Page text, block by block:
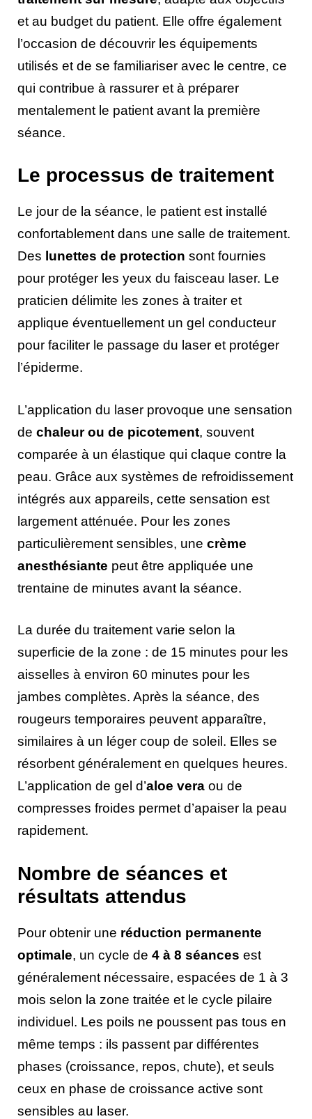
et au budget du patient. Elle offre également
l’occasion de découvrir les équipements
utilisés et de se familiariser avec le centre, ce
qui contribue à rassurer et à préparer
mentalement le patient avant la première
séance.
Le processus de traitement
Le jour de la séance, le patient est installé
confortablement dans une salle de traitement.
Des lunettes de protection sont fournies
pour protéger les yeux du faisceau laser. Le
praticien délimite les zones à traiter et
applique éventuellement un gel conducteur
pour faciliter le passage du laser et protéger
l’épiderme.
L’application du laser provoque une sensation
de chaleur ou de picotement, souvent
comparée à un élastique qui claque contre la
peau. Grâce aux systèmes de refroidissement
intégrés aux appareils, cette sensation est
largement atténuée. Pour les zones
particulièrement sensibles, une crème
anesthésiante peut être appliquée une
trentaine de minutes avant la séance.
La durée du traitement varie selon la
superficie de la zone : de 15 minutes pour les
aisselles à environ 60 minutes pour les
jambes complètes. Après la séance, des
rougeurs temporaires peuvent apparaître,
similaires à un léger coup de soleil. Elles se
résorbent généralement en quelques heures.
L’application de gel d’aloe vera ou de
compresses froides permet d’apaiser la peau
rapidement.
Nombre de séances et
résultats attendus
Pour obtenir une réduction permanente
optimale, un cycle de 4 à 8 séances est
généralement nécessaire, espacées de 1 à 3
mois selon la zone traitée et le cycle pilaire
individuel. Les poils ne poussent pas tous en
même temps : ils passent par différentes
phases (croissance, repos, chute), et seuls
ceux en phase de croissance active sont
sensibles au laser.